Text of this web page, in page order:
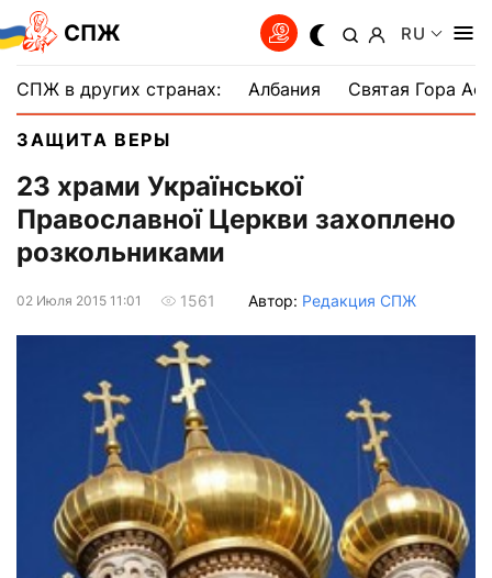
СПЖ RU
СПЖ в других странах: Албания Святая Гора
ЗАЩИТА ВЕРЫ
23 храми Української
Православної Церкви захоплено
розкольниками
02 Июля 2015 11:01 1561 Автор: Редакция СПЖ